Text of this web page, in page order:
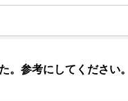
。参考にしてください。